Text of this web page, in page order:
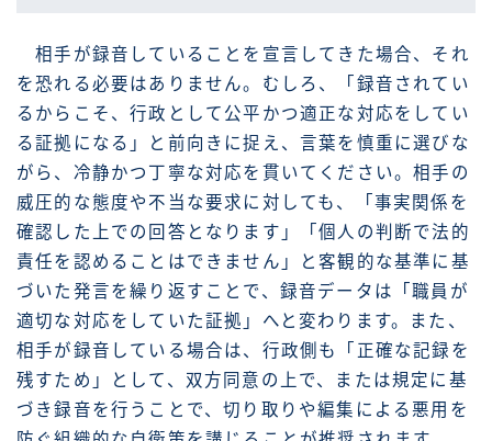
相手が録音していることを宣言してきた場合、それ
を恐れる必要はありません。むしろ、「録音されてい
るからこそ、行政として公平かつ適正な対応をしてい
る証拠になる」と前向きに捉え、言葉を慎重に選びな
がら、冷静かつ丁寧な対応を貫いてください。相手の
威圧的な態度や不当な要求に対しても、「事実関係を
確認した上での回答となります」「個人の判断で法的
責任を認めることはできません」と客観的な基準に基
づいた発言を繰り返すことで、録音データは「職員が
適切な対応をしていた証拠」へと変わります。また、
相手が録音している場合は、行政側も「正確な記録を
残すため」として、双方同意の上で、または規定に基
づき録音を行うことで、切り取りや編集による悪用を